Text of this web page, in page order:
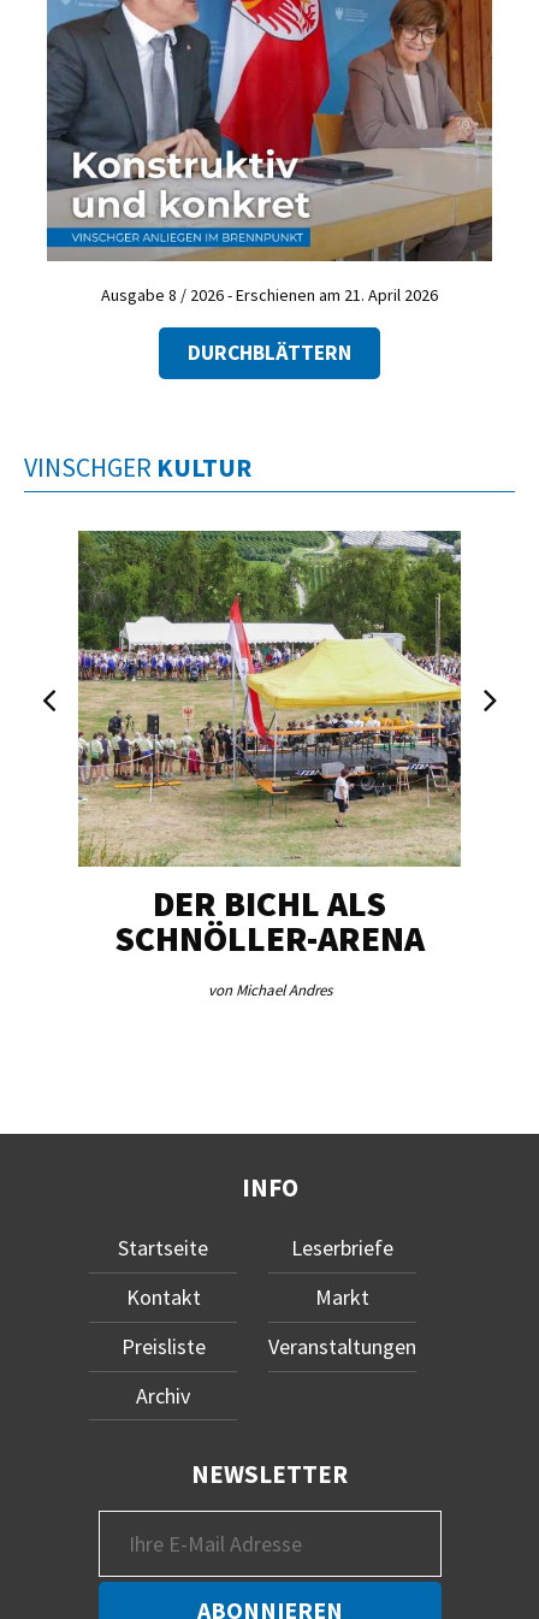
Ausgabe 8 / 2026 - Erschienen am 21. April 2026
DURCHBLÄTTERN
VINSCHGER KULTUR
DER BICHL ALS
SCHNÖLLER-ARENA
von Michael Andres
INFO
Startseite
Kontakt
Preisliste
Archiv
Leserbriefe
Markt
Veranstaltungen
NEWSLETTER